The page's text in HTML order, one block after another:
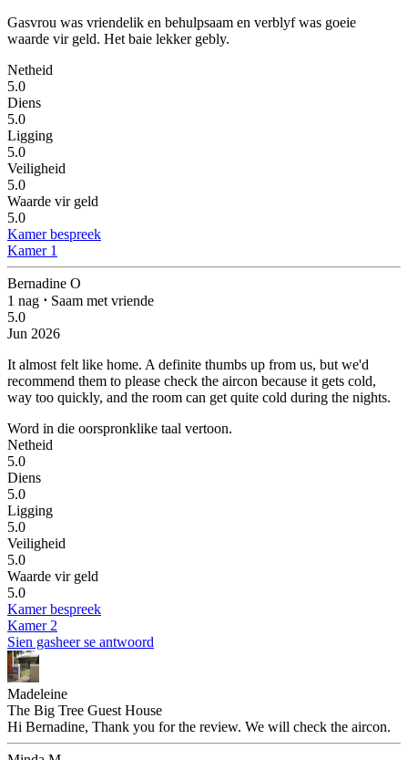
Gasvrou was vriendelik en behulpsaam en verblyf was goeie
waarde vir geld. Het baie lekker gebly.
Netheid
5.0
Diens
5.0
Ligging
5.0
Veiligheid
5.0
Waarde vir geld
5.0
Kamer bespreek
Kamer 1
Bernadine O
1 nag ⋅ Saam met vriende
5.0
Jun 2026
It almost felt like home. A definite thumbs up from us, but we'd
recommend them to please check the aircon because it gets cold,
way too quickly, and the room can get quite cold during the nights.
Word in die oorspronklike taal vertoon.
Netheid
5.0
Diens
5.0
Ligging
5.0
Veiligheid
5.0
Waarde vir geld
5.0
Kamer bespreek
Kamer 2
Sien gasheer se antwoord
Madeleine
The Big Tree Guest House
Hi Bernadine, Thank you for the review. We will check the aircon.